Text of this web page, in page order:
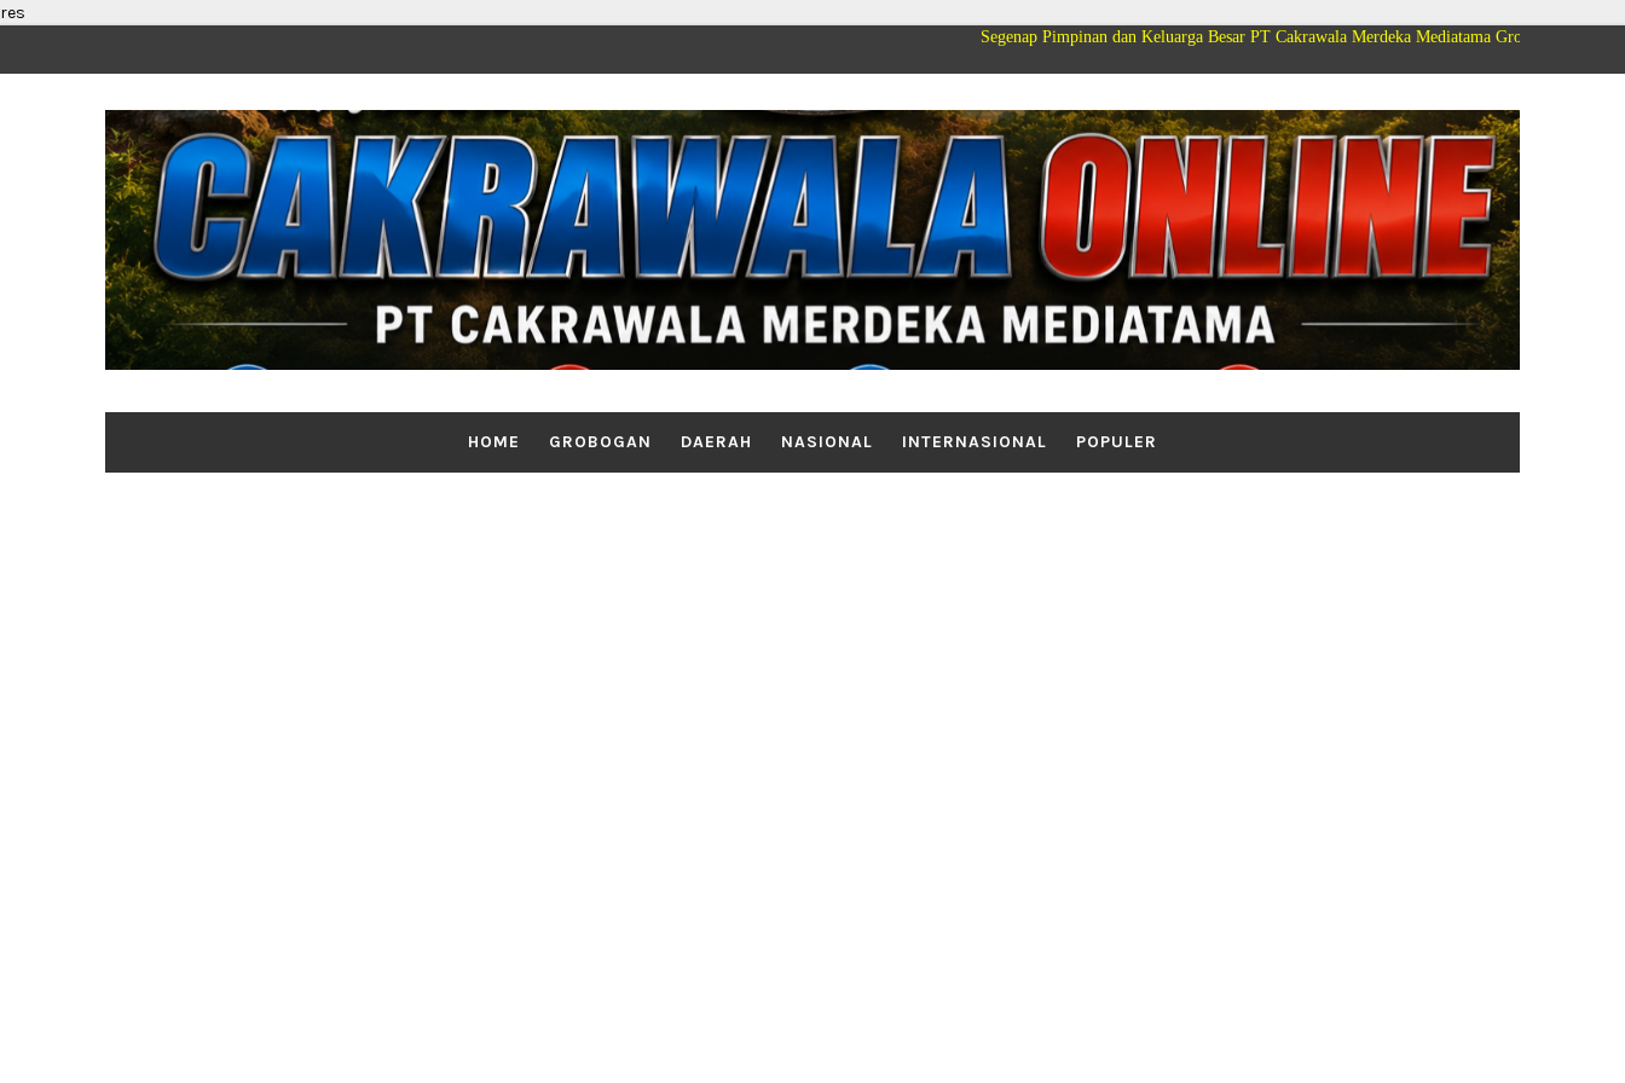
res
Segenap Pimpinan dan Keluarga Besar PT Cakrawala Merdeka Mediatama Group Mengucapkan Selamat
HOME GROBOGAN DAERAH NASIONAL INTERNASIONAL POPULER